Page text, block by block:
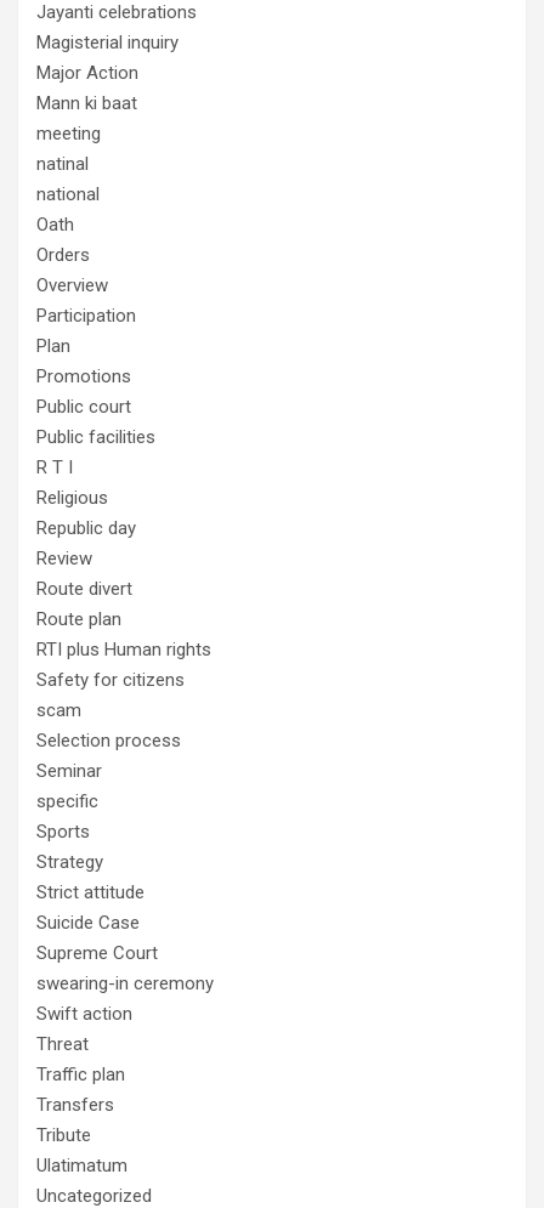
Jayanti celebrations
Magisterial inquiry
Major Action
Mann ki baat
meeting
natinal
national
Oath
Orders
Overview
Participation
Plan
Promotions
Public court
Public facilities
R T I
Religious
Republic day
Review
Route divert
Route plan
RTI plus Human rights
Safety for citizens
scam
Selection process
Seminar
specific
Sports
Strategy
Strict attitude
Suicide Case
Supreme Court
swearing-in ceremony
Swift action
Threat
Traffic plan
Transfers
Tribute
Ulatimatum
Uncategorized